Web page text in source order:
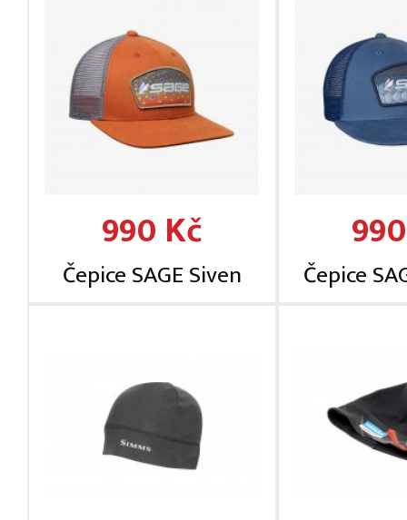
990 Kč
Čepice SAGE Siven Čepice